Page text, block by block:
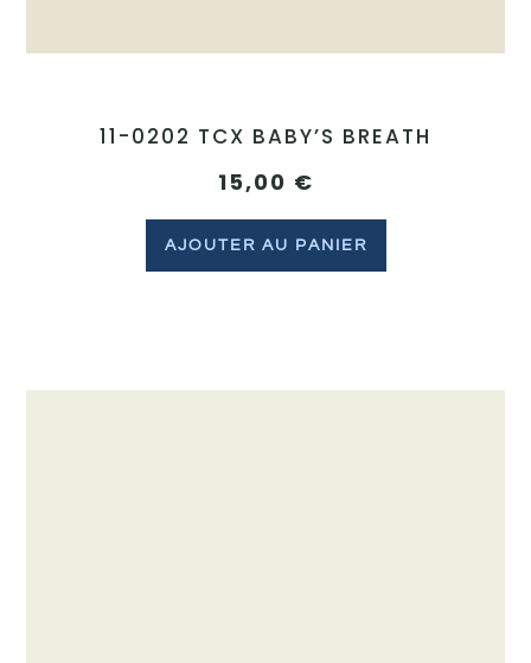
11-0202 TCX BABY’S BREATH
15,00 €
AJOUTER AU PANIER